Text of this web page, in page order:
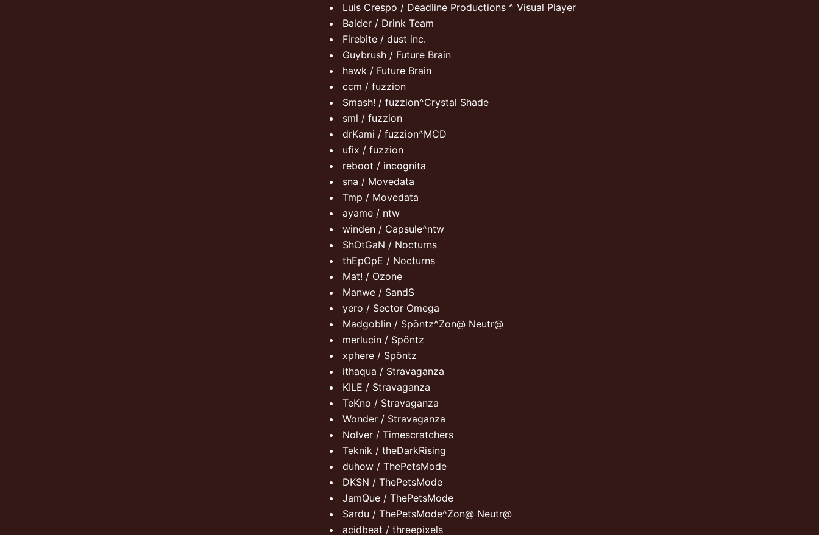
Luis Crespo / Deadline Productions ^ Visual Player
Balder / Drink Team
Firebite / dust inc.
Guybrush / Future Brain
hawk / Future Brain
ccm / fuzzion
Smash! / fuzzion^Crystal Shade
sml / fuzzion
drKami / fuzzion^MCD
ufix / fuzzion
reboot / incognita
sna / Movedata
Tmp / Movedata
ayame / ntw
winden / Capsule^ntw
ShOtGaN / Nocturns
thEpOpE / Nocturns
Mat! / Ozone
Manwe / SandS
yero / Sector Omega
Madgoblin / Spöntz^Zon@ Neutr@
merlucin / Spöntz
xphere / Spöntz
ithaqua / Stravaganza
KILE / Stravaganza
TeKno / Stravaganza
Wonder / Stravaganza
Nolver / Timescratchers
Teknik / theDarkRising
duhow / ThePetsMode
DKSN / ThePetsMode
JamQue / ThePetsMode
Sardu / ThePetsMode^Zon@ Neutr@
acidbeat / threepixels